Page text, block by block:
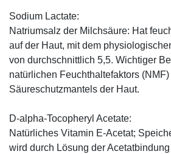
Sodium Lactate:
Natriumsalz der Milchsäure: Hat
auf der Haut, mit dem
von durchschnittlich 5,5. Wichtiger
natürlichen Feuchthaltefaktors
Säureschutzmantels der Haut.
D-alpha-Tocopheryl Acetate:
Natürliches Vitamin E-Acetat;
wird durch Lösung der